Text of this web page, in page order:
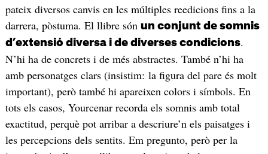
pateix diversos canvis en les múltiples reedicions fins a la
darrera, pòstuma. El llibre són un conjunt de somnis
d’extensió diversa i de diverses condicions.
N’hi ha de concrets i de més abstractes. També n’hi ha
amb personatges clars (insistim: la figura del pare és molt
important), però també hi apareixen colors i símbols. En
tots els casos, Yourcenar recorda els somnis amb total
exactitud, perquè pot arribar a descriure’n els paisatges i
les percepcions dels sentits. Em pregunto, però per la